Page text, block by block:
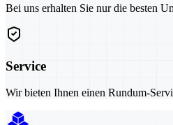
Bei uns erhalten Sie nur die besten
Service
Wir bieten Ihnen einen Rundum-